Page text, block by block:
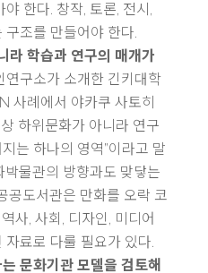
한다. 창작, 토론, 전시,
조를 만들어야 한다.
라 학습과 연구의 매개가
연구소가 소개한 긴키대학
사례에서 야카쿠 사토히
하위문화가 아니라 연구
는 하나의 영역”이라고 말
물관의 방향과도 맞닿는
공도서관은 만화를 오락 코
사, 사회, 디자인, 미디어
료로 다룰 필요가 있다.
문화기관 모델을 검토해